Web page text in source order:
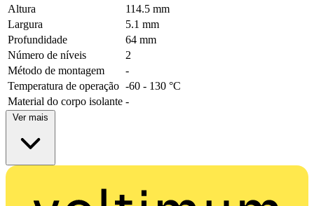
Altura
114.5 mm
Largura
5.1 mm
Profundidade
64 mm
Número de níveis
2
Método de montagem
-
Temperatura de operação -60 - 130 °C
Material do corpo isolante -
Ver mais